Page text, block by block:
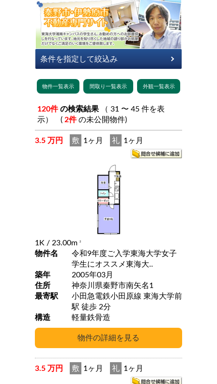
120件 の検索結果
示） ( 2件 の未公開物件)
3.5 万円 敷 1ヶ月 礼 1ヶ月
1K / 23.00m 2
物件名
令和9年度ご入学東海大学女子
学生にオススメ東海大..
築年
2005年03月
住所
神奈川県秦野市南矢名1
最寄駅
小田急電鉄小田原線 東海大学前
駅 徒歩 2分
構造
軽量鉄骨造
3.5 万円 敷 1ヶ月 礼 1ヶ月